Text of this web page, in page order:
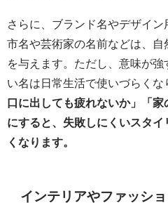
さらに、ブランド名やデザイ
市名や芸術家の名前などは、自
を与えます。ただし、意味が強
い名は日常生活で使いづらくな
口に出しても疲れないか」「
にすると、失敗しにくいスタ
くなります。
インテリアやファッシ